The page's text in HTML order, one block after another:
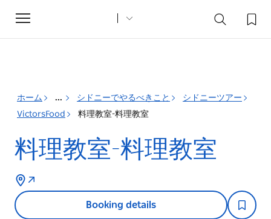
Toggle
navigation
ホーム ... シドニーでやるべきこと
シドニーツアー
VictorsFood
料理教室-料理教室
料理教室-料理教室
Booking details